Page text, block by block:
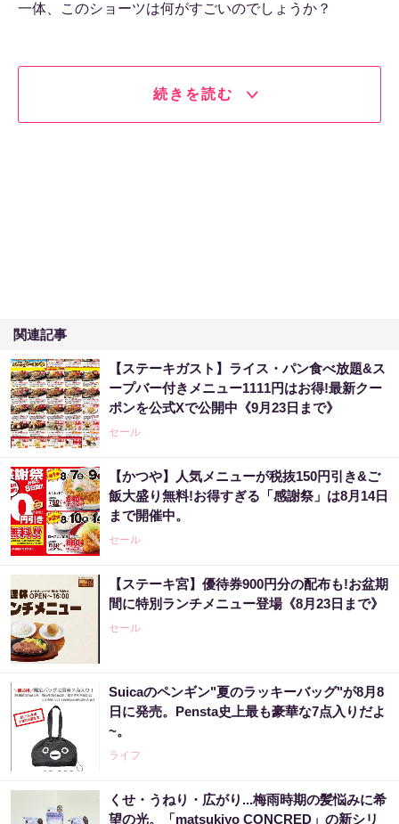
一体、このショーツは何がすごいのでしょうか？
続きを読む
関連記事
【ステーキガスト】ライス・パン食べ放題&ス
ープバー付きメニュー1111円はお得!最新クー
ポンを公式Xで公開中《9月23日まで》
セール
【かつや】人気メニューが税抜150円引き&ご
飯大盛り無料!お得すぎる「感謝祭」は8月14日
まで開催中。
セール
【ステーキ宮】優待券900円分の配布も!お盆期
間に特別ランチメニュー登場《8月23日まで》
セール
Suicaのペンギン"夏のラッキーバッグ"が8月8
日に発売。Pensta史上最も豪華な7点入りだよ
~。
ライフ
くせ・うねり・広がり...梅雨時期の髪悩みに希
望の光。「matsukiyo CONCRED」の新シリ